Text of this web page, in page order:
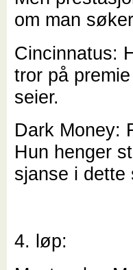
om man
Cincinnatus:
tror på
seier.
Dark Money:
Hun henger
sjanse i dette
4. løp: